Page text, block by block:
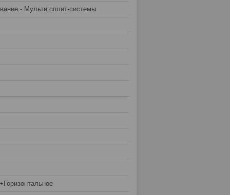
- Мульти сплит-системы